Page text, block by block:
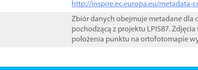
http://inspire.ec.europa.eu/metadata-
Zbiór danych obejmuje metadane dla
pochodzącą z projektu LPIS87.
położenia punktu na ortofotomapie